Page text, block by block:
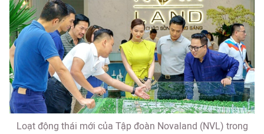
Loạt động thái mới của Tập đoàn Novaland (NVL) trong